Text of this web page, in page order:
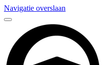
Navigatie overslaan